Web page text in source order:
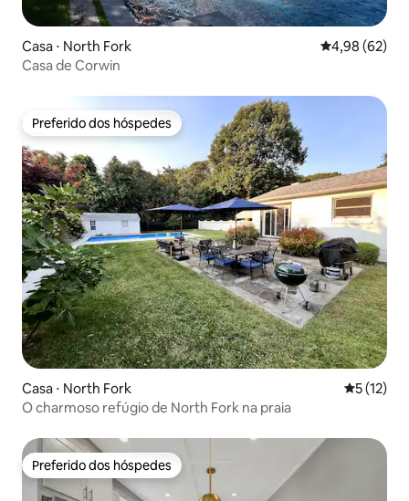
Casa ⋅ North Fork 4,98 de uma
4,98 (62)
Casa de Corwin
Preferido dos hóspedes
Preferido dos hóspedes
Casa ⋅ North Fork 5 de uma
5 (12)
O charmoso refúgio de North Fork na praia
Preferido dos hóspedes
Preferido dos hóspedes